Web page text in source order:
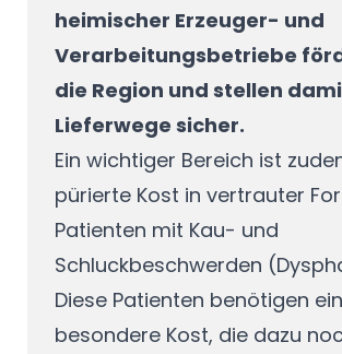
heimischer Erzeuger- und
Verarbeitungsbetriebe
die Region und stellen
Lieferwege sicher.
Ein wichtiger Bereich ist
pürierte Kost in vertrauter
Patienten mit Kau- und
Schluckbeschwerden
Diese Patienten benötigen
besondere Kost, die dazu